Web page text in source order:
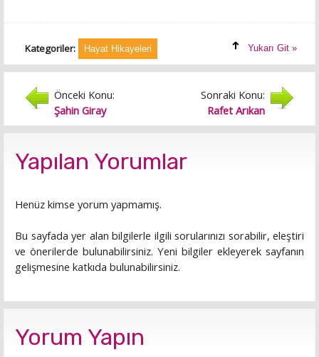
Kategoriler: Hayat Hikayeleri Yukarı Git »
Önceki Konu:
Şahin Giray
Sonraki Konu:
Rafet Arıkan
Yapılan Yorumlar
Henüz kimse yorum yapmamış.
Bu sayfada yer alan bilgilerle ilgili sorularınızı sorabilir, eleştiri
ve önerilerde bulunabilirsiniz. Yeni bilgiler ekleyerek sayfanın
gelişmesine katkıda bulunabilirsiniz.
Yorum Yapın